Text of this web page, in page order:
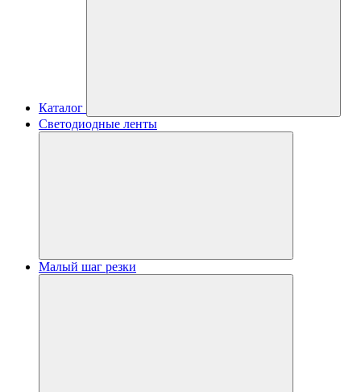
Каталог
Светодиодные ленты
Малый шаг резки